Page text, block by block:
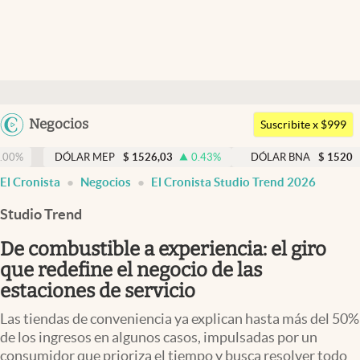
Argentina
Uruguay
Negocios
Members
Economía y Política
Finanzas y Mercados
Mercados Online
Negocios
Columnistas
Apertura
Suscribite x $999
DÓLAR MEP $ 1526,03 0.43% DÓLAR BNA $ 1520 0.00%
El Cronista Negocios El Cronista Studio Trend 2026
Studio Trend
De combustible a experiencia: el giro
que redefine el negocio de las
estaciones de servicio
Las tiendas de conveniencia ya explican hasta más del 50%
de los ingresos en algunos casos, impulsadas por un
consumidor que prioriza el tiempo y busca resolver todo